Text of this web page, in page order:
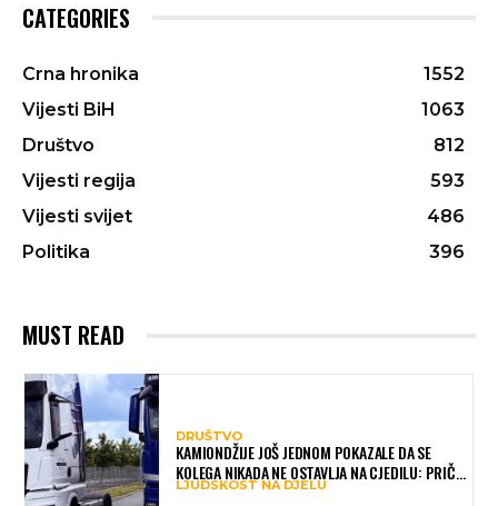
CATEGORIES
Crna hronika
1552
Vijesti BiH
1063
Društvo
812
Vijesti regija
593
Vijesti svijet
486
Politika
396
MUST READ
DRUŠTVO
KAMIONDŽIJE JOŠ JEDNOM POKAZALE DA SE
KOLEGA NIKADA NE OSTAVLJA NA CJEDILU: PRIČA
IZ HAMBURGA DIRNULA MNOGE
LJUDSKOST NA DJELU